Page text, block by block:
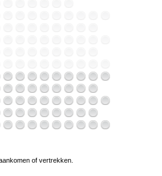
of vertrekken.